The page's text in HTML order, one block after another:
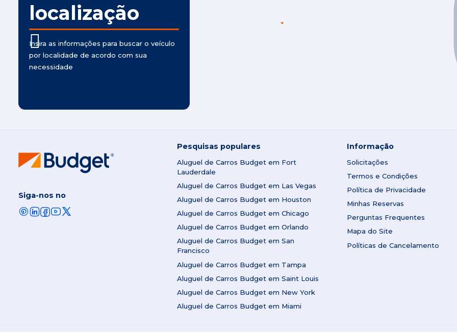
localização
Insira as informações para buscar o veículo
por localidade de acordo com sua
necessidade
Siga-nos no
Pesquisas populares
Aluguel de Carros Budget em Fort
Lauderdale
Aluguel de Carros Budget em Las Vegas
Aluguel de Carros Budget em Houston
Aluguel de Carros Budget em Chicago
Aluguel de Carros Budget em Orlando
Aluguel de Carros Budget em San
Francisco
Aluguel de Carros Budget em Tampa
Aluguel de Carros Budget em Saint Louis
Aluguel de Carros Budget em New York
Aluguel de Carros Budget em Miami
Informação
Solicitações
Termos e Condições
Política de Privacidade
Minhas Reservas
Perguntas Frequentes
Mapa do Site
Políticas de Cancelamento